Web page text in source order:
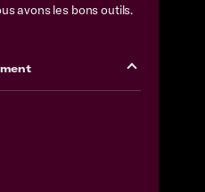
avons les bons outils.